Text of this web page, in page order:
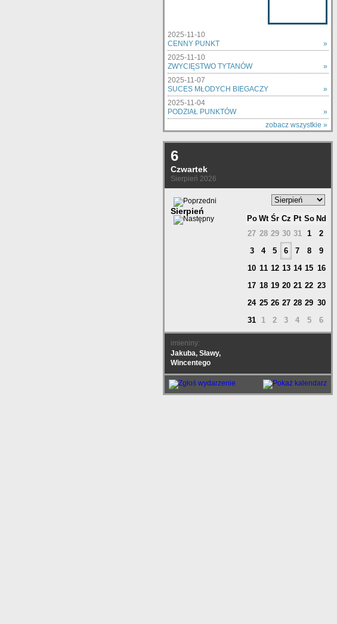
2025-11-10
CENNY PUNKT
»
2025-11-10
ZWYCIĘSTWO TYTANÓW
»
2025-11-07
SUCES MŁODYCH BIEGACZY
»
2025-11-04
PODZIAŁ PUNKTÓW
»
zobacz wszystkie »
6
Czwartek
Sierpień 2026
Sierpień
Po Wt Śr Cz Pt So Nd
27 28 29 30 31 1
2
3
4 5 6 7 8
9
10 11 12 13 14 15 16
17 18 19 20 21 22 23
24 25 26 27 28 29 30
31
1 2 3 4 5 6
imieniny:
Jakuba, Sławy,
Wincentego